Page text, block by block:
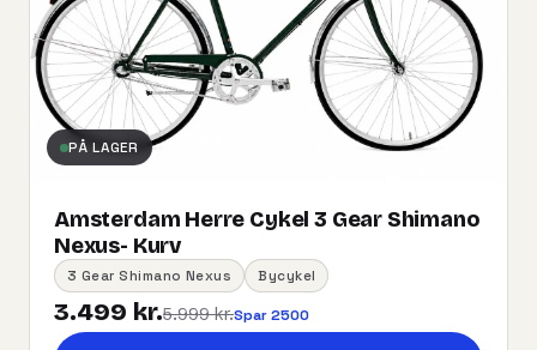
PÅ LAGER
Amsterdam Herre Cykel 3 Gear Shimano
Nexus- Kurv
3 Gear Shimano Nexus Bycykel
3.499 kr.5.999 kr.Spar 2500